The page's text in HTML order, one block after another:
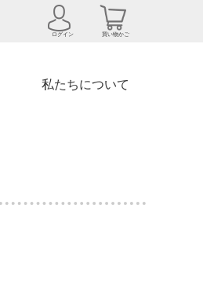
ログイン 買い物かご
私たちについて